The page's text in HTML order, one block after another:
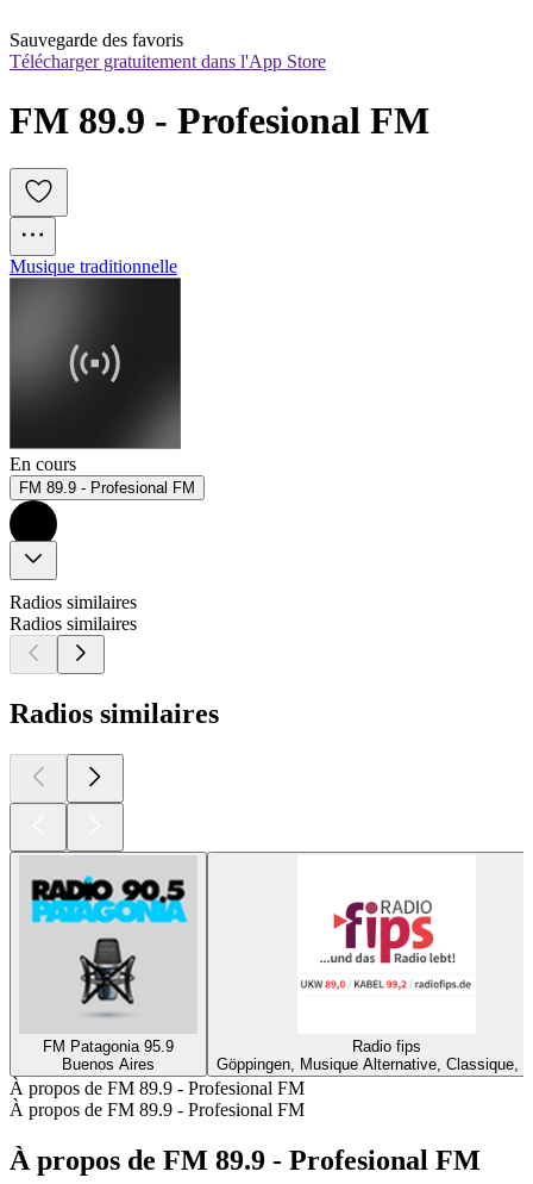
Sauvegarde des favoris
Télécharger gratuitement dans l'App Store
FM 89.9 - Profesional FM
Musique traditionnelle
En cours
FM 89.9 - Profesional FM
Radios similaires
Radios similaires
Radios similaires
FM Patagonia 95.9
Buenos Aires
Radio fips
Göppingen, Musique Alternative, Classique,
À propos de FM 89.9 - Profesional FM
À propos de FM 89.9 - Profesional FM
À propos de FM 89.9 - Profesional FM